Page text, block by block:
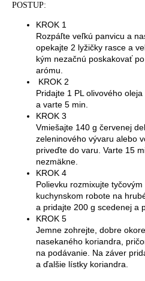
POSTUP:
KROK 1
Rozpáľte veľkú panvicu a
opekajte 2 lyžičky rasce a
kým nezačnú poskakovať
arómu.
KROK 2
Pridajte 1 PL olivového
a varte 5 min.
KROK 3
Vmiešajte 140 g červenej
zeleninového vývaru alebo
priveďte do varu. Varte 15
nezmäkne.
KROK 4
Polievku rozmixujte
kuchynskom robote na
a pridajte 200 g scedenej a
KROK 5
Jemne zohrejte, dobre
nasekaného koriandra,
na podávanie. Na záver
a ďalšie lístky koriandra.